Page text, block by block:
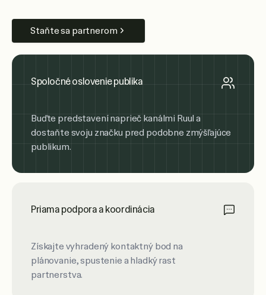
Staňte sa partnerom
Spoločné oslovenie publika
Buďte predstavení naprieč kanálmi Ruul a
dostaňte svoju značku pred podobne zmýšľajúce
publikum.
Priama podpora a koordinácia
Získajte vyhradený kontaktný bod na
plánovanie, spustenie a hladký rast
partnerstva.